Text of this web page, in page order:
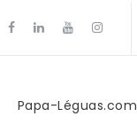
Papa-Léguas.com